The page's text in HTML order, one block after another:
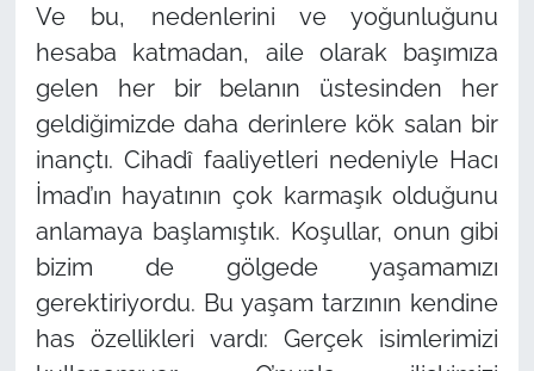
Ve bu, nedenlerini ve yoğunluğunu
hesaba katmadan, aile olarak başımıza
gelen her bir belanın üstesinden her
geldiğimizde daha derinlere kök salan bir
inançtı. Cihadî faaliyetleri nedeniyle Hacı
İmad’ın hayatının çok karmaşık olduğunu
anlamaya başlamıştık. Koşullar, onun gibi
bizim de gölgede yaşamamızı
gerektiriyordu. Bu yaşam tarzının kendine
has özellikleri vardı: Gerçek isimlerimizi